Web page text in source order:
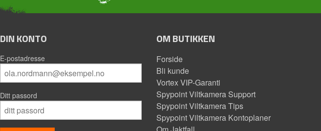
DIN KONTO
E-postadresse
Ditt passord
OM BUTIKKEN
Forside
Bli kunde
Vortex VIP-Garanti
Spypoint Viltkamera Support
Spypoint Viltkamera Tips
Spypoint Viltkamera Kontoplaner